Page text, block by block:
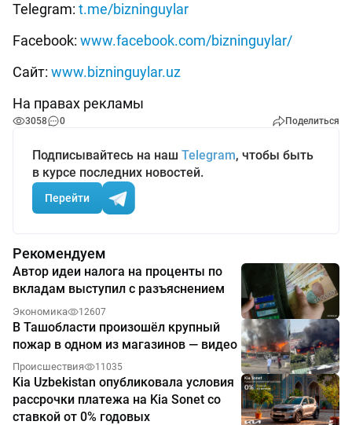
Telegram: t.me/bizninguylar
Facebook: www.facebook.com/bizninguylar/
Сайт: www.bizninguylar.uz
На правах рекламы
3058 0 Поделиться
Подписывайтесь на наш Telegram, чтобы быть
в курсе последних новостей.
Перейти
Рекомендуем
Автор идеи налога на проценты по
вкладам выступил с разъяснением
Экономика 12607
В Ташобласти произошёл крупный
пожар в одном из магазинов — видео
Происшествия 11035
Kia Uzbekistan опубликовала условия
рассрочки платежа на Kia Sonet со
ставкой от 0% годовых